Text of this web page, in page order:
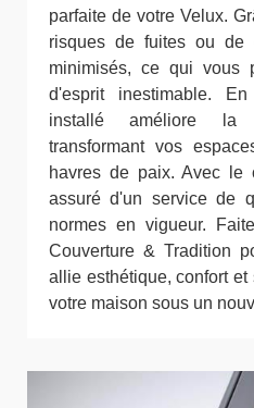
parfaite de votre Velux.
risques de fuites ou de
minimisés, ce qui vous
d'esprit inestimable.
installé améliore la
transformant vos
havres de paix. Avec le
assuré d'un service de
normes en vigueur.
Couverture & Tradition
allie esthétique, confort et
votre maison sous un